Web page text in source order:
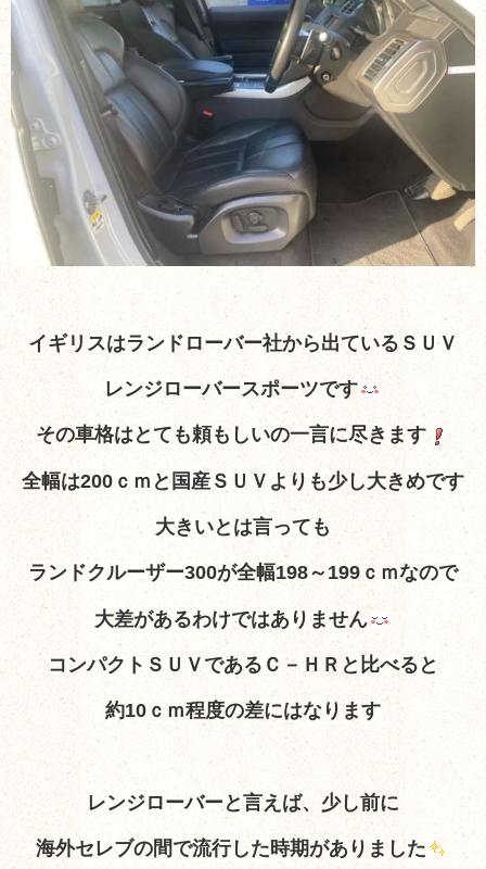
イギリスはランドローバー社から出ているＳＵＶ
レンジローバースポーツです
その車格はとても頼もしいの一言に尽きます
全幅は200ｃｍと国産ＳＵＶよりも少し大きめです
大きいとは言っても
ランドクルーザー300が全幅198～199ｃｍなので
大差があるわけではありません
コンパクトＳＵＶであるＣ－ＨＲと比べると
約10ｃｍ程度の差にはなります
レンジローバーと言えば、少し前に
海外セレブの間で流行した時期がありました